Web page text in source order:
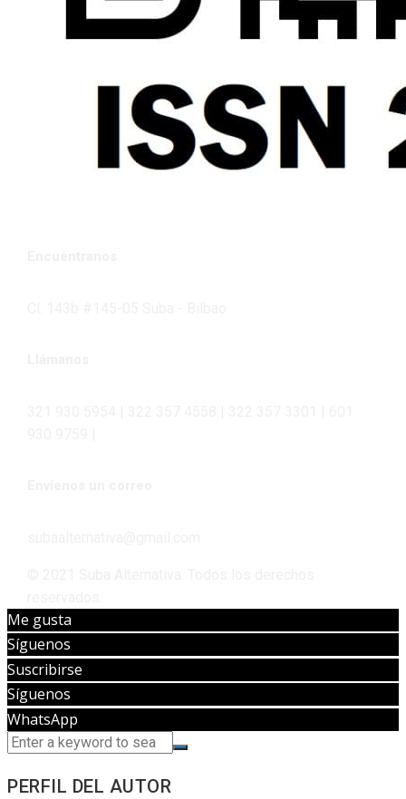
Me gusta
Síguenos
Suscribirse
Síguenos
WhatsApp
PERFIL DEL AUTOR